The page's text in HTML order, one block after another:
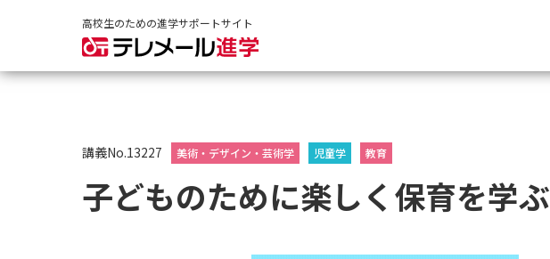
高校生のための進学サポートサイト
講義No.13227 美術・デザイン・芸術学 児童学 教育
子どものために楽しく保育を学ぶ